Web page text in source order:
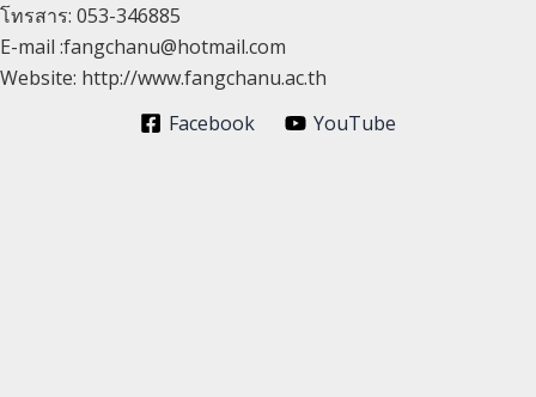
โทรสาร: 053-346885
E-mail :fangchanu@hotmail.com
Website: http://www.fangchanu.ac.th
Facebook
YouTube